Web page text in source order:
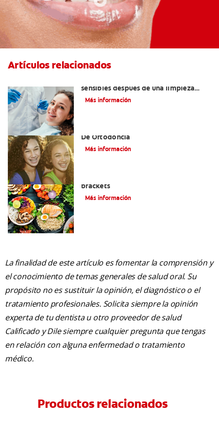
Artículos relacionados
sensibles después de una limpieza
dental?
Más información
De Ortodoncia
Más información
brackets
Más información
La finalidad de este artículo es fomentar la comprensión y
el conocimiento de temas generales de salud oral. Su
propósito no es sustituir la opinión, el diagnóstico o el
tratamiento profesionales. Solicita siempre la opinión
experta de tu dentista u otro proveedor de salud
Calificado y Dile siempre cualquier pregunta que tengas
en relación con alguna enfermedad o tratamiento
médico.
Productos relacionados